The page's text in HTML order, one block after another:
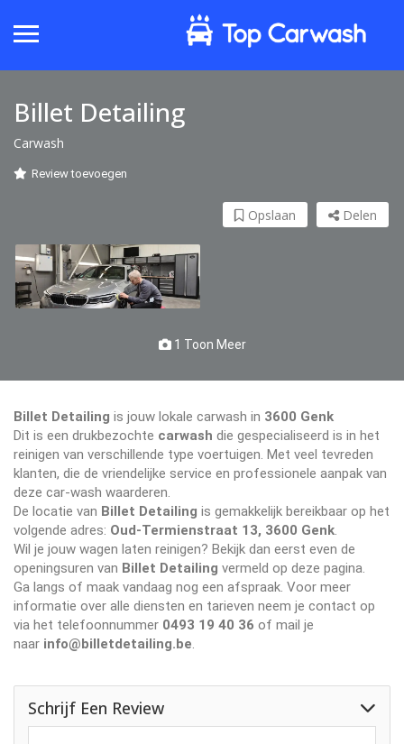
Billet Detailing
Carwash
Review toevoegen
Delen
Opslaan
1 Toon Meer
Billet Detailing is jouw lokale carwash in 3600 Genk
Dit is een drukbezochte carwash die gespecialiseerd is in het
reinigen van verschillende type voertuigen. Met veel tevreden
klanten, die de vriendelijke service en professionele aanpak van
deze car-wash waarderen.
De locatie van Billet Detailing is gemakkelijk bereikbaar op het
volgende adres: Oud-Termienstraat 13, 3600 Genk
Wil je jouw wagen laten reinigen? Bekijk dan eerst even de
openingsuren van Billet Detailing vermeld op deze pagina.
Ga langs of maak vandaag nog een afspraak. Voor meer
informatie over alle diensten en tarieven neem je contact op
via het telefoonnummer 0493 19 40 36 of mail je
naar info@billetdetailing.be
Schrijf Een Review